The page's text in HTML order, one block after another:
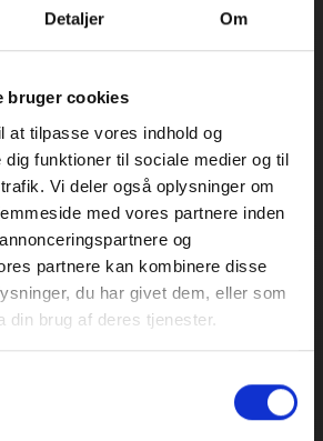
Detaljer Om
bruger cookies
at tilpasse vores indhold og
dig funktioner til sociale medier og til
Vi deler også oplysninger om
med vores partnere inden
og
partnere kan kombinere disse
du har givet dem, eller som
din brug af deres tjenester.